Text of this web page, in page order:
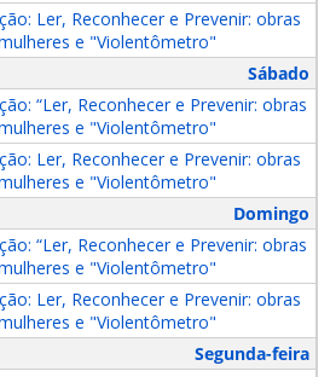
Ler, Reconhecer e Prevenir: obras
e "Violentômetro"
Sábado
“Ler, Reconhecer e Prevenir: obras
e "Violentômetro"
Ler, Reconhecer e Prevenir: obras
e "Violentômetro"
Domingo
“Ler, Reconhecer e Prevenir: obras
e "Violentômetro"
Ler, Reconhecer e Prevenir: obras
e "Violentômetro"
Segunda-feira